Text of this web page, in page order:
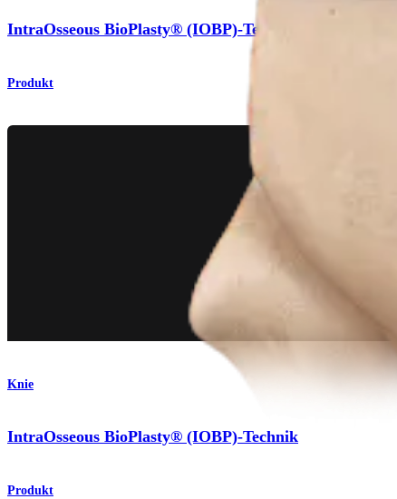
IntraOsseous BioPlasty® (IOBP)-Technik
Produkt
Knie
IntraOsseous BioPlasty® (IOBP)-Technik
Produkt